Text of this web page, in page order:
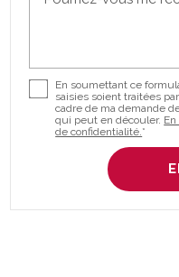
En soumettant ce
saisies soient traitées par
cadre de ma demande
qui peut en découler.
de confidentialité.*